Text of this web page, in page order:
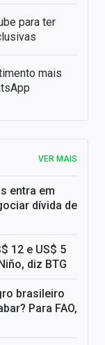
para ter
mais
VER MAIS
entra em
dívida de
12 e US$ 5
diz BTG
brasileiro
Para FAO,